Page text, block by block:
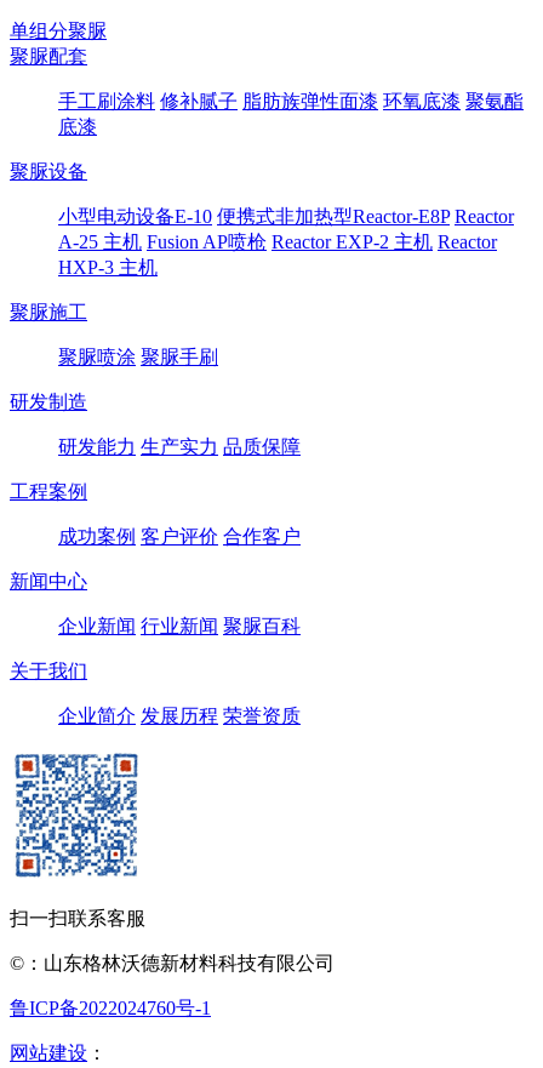
单组分聚脲
聚脲配套
手工刷涂料 修补腻子 脂肪族弹性面漆 环氧底漆 聚氨酯
底漆
聚脲设备
小型电动设备E-10 便携式非加热型Reactor-E8P Reactor
A-25 主机 Fusion AP喷枪 Reactor EXP-2 主机 Reactor
HXP-3 主机
聚脲施工
聚脲喷涂 聚脲手刷
研发制造
研发能力 生产实力 品质保障
工程案例
成功案例 客户评价 合作客户
新闻中心
企业新闻 行业新闻 聚脲百科
关于我们
企业简介 发展历程 荣誉资质
扫一扫联系客服
©：山东格林沃德新材料科技有限公司
鲁ICP备2022024760号-1
网站建设 ：